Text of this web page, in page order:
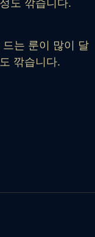
도 깎습니다.
는 룬이 많이 달
깎습니다.